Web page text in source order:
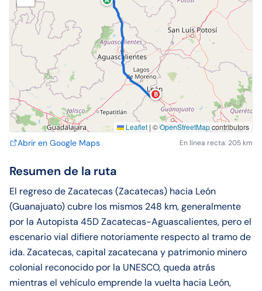
B
Leaflet | ©OpenStreetMapcontributors
Abrir en Google Maps En línea recta: 205 km
Resumen de la ruta
El regreso de Zacatecas (Zacatecas) hacia León
(Guanajuato) cubre los mismos 248 km, generalmente
por la Autopista 45D Zacatecas-Aguascalientes, pero el
escenario vial difiere notoriamente respecto al tramo de
ida. Zacatecas, capital zacatecana y patrimonio minero
colonial reconocido por la UNESCO, queda atrás
mientras el vehículo emprende la vuelta hacia León,